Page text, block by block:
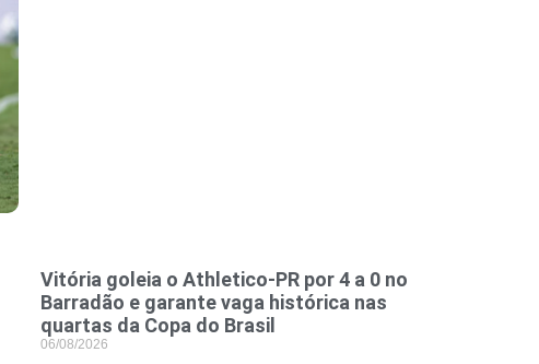
Vitória goleia o Athletico-PR por 4 a 0 no
Barradão e garante vaga histórica nas
quartas da Copa do Brasil
06/08/2026